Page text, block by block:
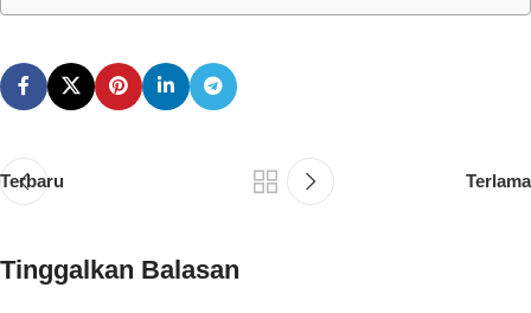
Terbaru Terlama
Tinggalkan Balasan